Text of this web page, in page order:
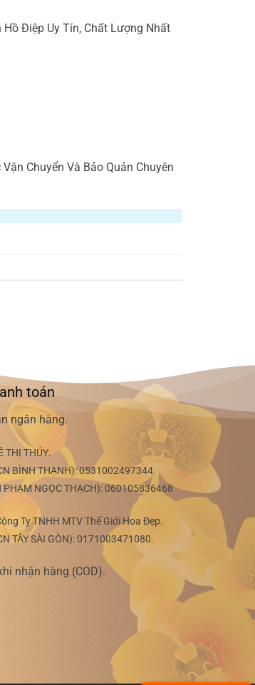
Điệp Uy Tín, Chất Lượng Nhất
Chuyển Và Bảo Quản Chuyên
toán
ngân hàng.
THỊ THÚY.
BÌNH THẠNH):0531002497344.
NGỌC THẠCH):060105836468
Ty TNHH MTV Thế Giới Hoa Đẹp.
TÂY SÀI GÒN):0171003471080.
nhận hàng (COD).